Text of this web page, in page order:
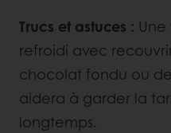
Trucs et astuces :
refroidi avec
chocolat fondu ou
aidera à garder la
longtemps.